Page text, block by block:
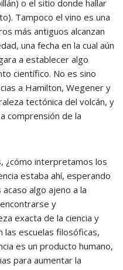
o el sitio donde hallar
Tampoco el vino es una
más antiguos alcanzan
una fecha en la cual aún
a establecer algo
científico. No es sino
a Hamilton, Wegener y
tectónica del volcán, y
comprensión de la
¿cómo interpretamos los
estaba ahí, esperando
algo ajeno a la
y
exacta de la ciencia y
escuelas filosóficas,
es un producto humano,
para aumentar la